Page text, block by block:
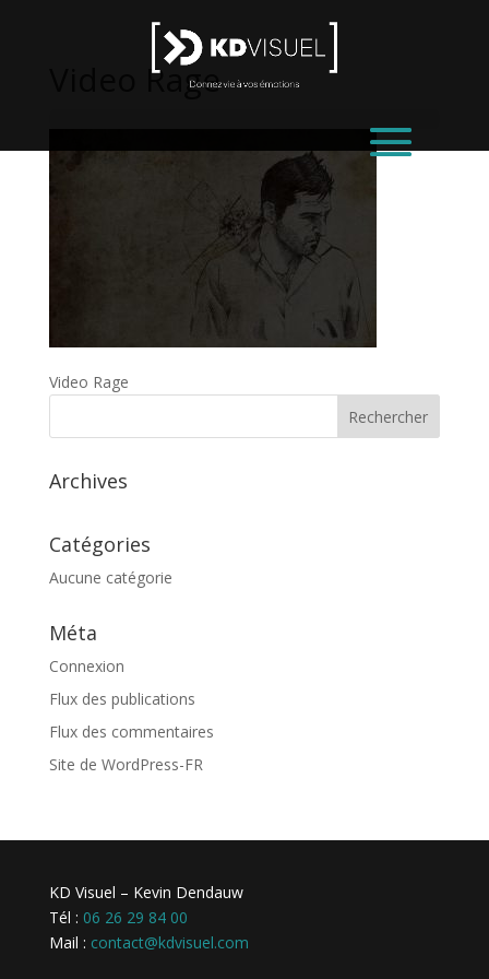
Video Rage
Video Rage
Archives
Catégories
Aucune catégorie
Méta
Connexion
Flux des publications
Flux des commentaires
Site de WordPress-FR
KD Visuel – Kevin Dendauw
Tél : 06 26 29 84 00
Mail : contact@kdvisuel.com